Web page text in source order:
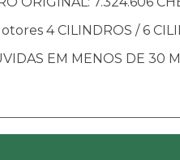
4 CILINDROS / 6
EM MENOS DE 30